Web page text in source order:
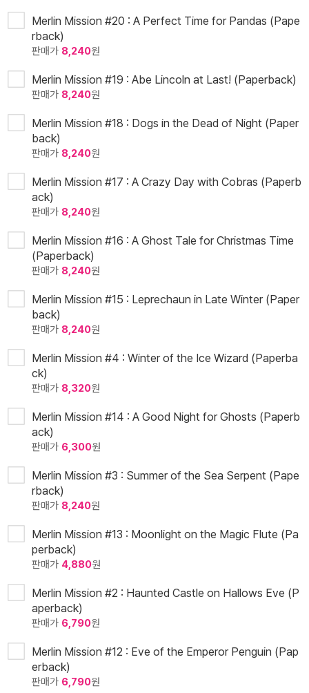
Merlin Mission #20 : A Perfect Time for Pandas (Pape
rback)
판매가 8,240원
Merlin Mission #19 : Abe Lincoln at Last! (Paperback)
판매가 8,240원
Merlin Mission #18 : Dogs in the Dead of Night (Paper
back)
판매가 8,240원
Merlin Mission #17 : A Crazy Day with Cobras (Paperb
ack)
판매가 8,240원
Merlin Mission #16 : A Ghost Tale for Christmas Time
(Paperback)
판매가 8,240원
Merlin Mission #15 : Leprechaun in Late Winter (Paper
back)
판매가 8,240원
Merlin Mission #4 : Winter of the Ice Wizard (Paperba
ck)
판매가 8,320원
Merlin Mission #14 : A Good Night for Ghosts (Paperb
ack)
판매가 6,300원
Merlin Mission #3 : Summer of the Sea Serpent (Pape
rback)
판매가 8,240원
Merlin Mission #13 : Moonlight on the Magic Flute (Pa
perback)
판매가 4,880원
Merlin Mission #2 : Haunted Castle on Hallows Eve (P
aperback)
판매가 6,790원
Merlin Mission #12 : Eve of the Emperor Penguin (Pap
erback)
판매가 6,790원